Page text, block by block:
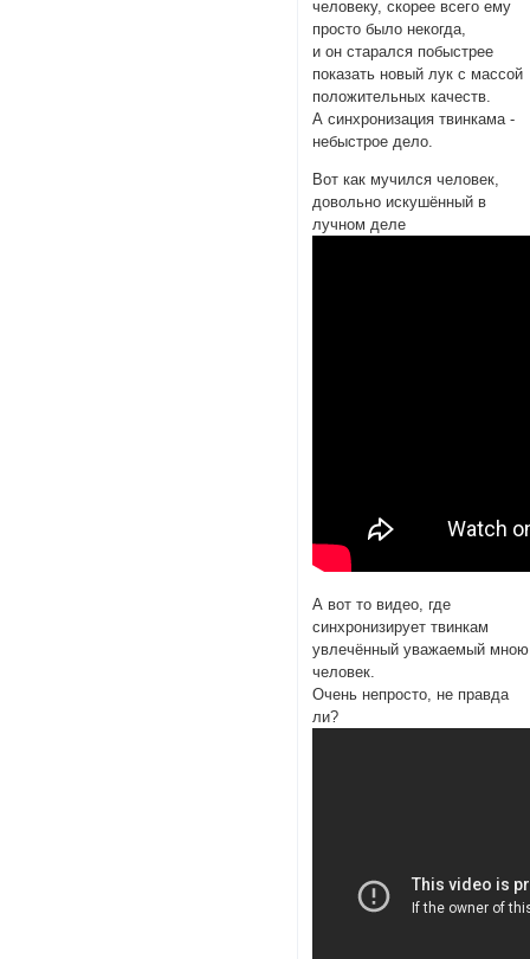
человеку, скорее всего ему
просто было некогда,
и он старался побыстрее
показать новый лук с массой
положительных качеств.
А синхронизация твинкама -
небыстрое дело.
Вот как мучился человек,
довольно искушённый в
лучном деле
А вот то видео, где
синхронизирует твинкам
увлечённый уважаемый мною
человек.
Очень непросто, не правда
ли?